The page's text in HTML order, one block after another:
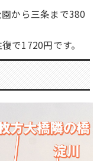
から三条まで380
で1720円です。